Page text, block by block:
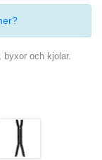
byxor och kjolar.